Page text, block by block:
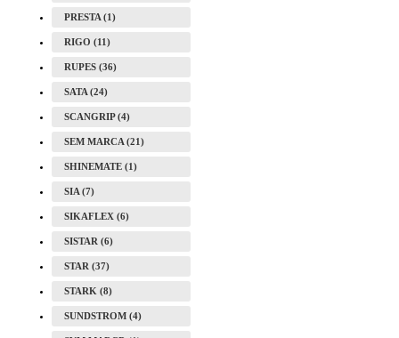
PRESTA (1)
RIGO (11)
RUPES (36)
SATA (24)
SCANGRIP (4)
SEM MARCA (21)
SHINEMATE (1)
SIA (7)
SIKAFLEX (6)
SISTAR (6)
STAR (37)
STARK (8)
SUNDSTROM (4)